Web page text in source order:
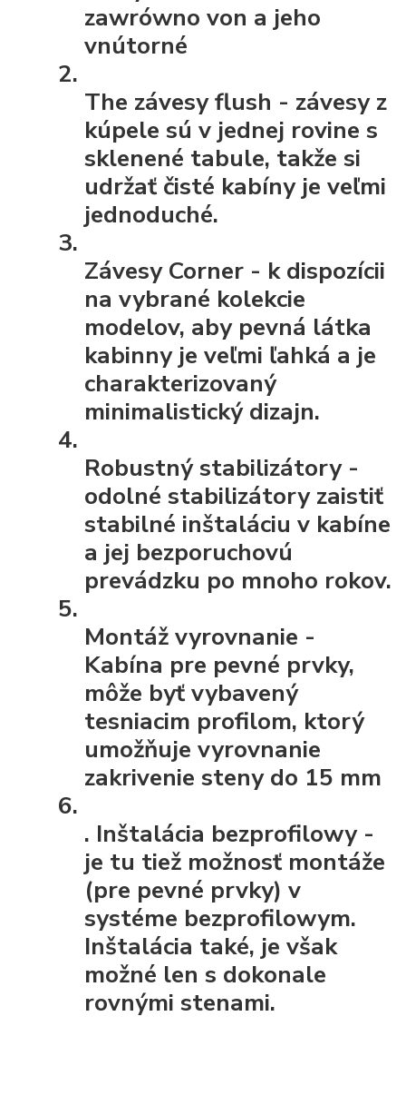
zawrówno von a jeho
vnútorné
The závesy flush - závesy z
kúpele sú v jednej rovine s
sklenené tabule, takže si
udržať čisté kabíny je veľmi
jednoduché.
Závesy Corner - k dispozícii
na vybrané kolekcie
modelov, aby pevná látka
kabinny je veľmi ľahká a je
charakterizovaný
minimalistický dizajn.
Robustný stabilizátory -
odolné stabilizátory zaistiť
stabilné inštaláciu v kabíne
a jej bezporuchovú
prevádzku po mnoho rokov.
Montáž vyrovnanie -
Kabína pre pevné prvky,
môže byť vybavený
tesniacim profilom, ktorý
umožňuje vyrovnanie
zakrivenie steny do 15 mm
. Inštalácia bezprofilowy -
je tu tiež možnosť montáže
(pre pevné prvky) v
systéme bezprofilowym.
Inštalácia také, je však
možné len s dokonale
rovnými stenami.